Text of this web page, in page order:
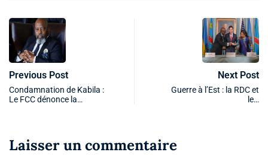
Previous Post
Condamnation de Kabila :
Le FCC dénonce la…
Next Post
Guerre à l’Est : la RDC et
le…
Laisser un commentaire